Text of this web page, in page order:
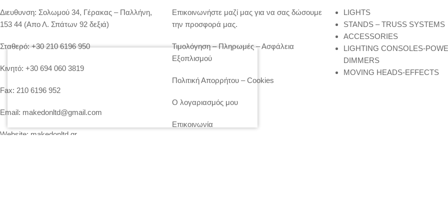
Διευθυνση: Σολωμού 34, Γέρακας – Παλλήνη,
153 44 (Απο Λ. Σπάτων 92 δεξιά)
Σταθερό: +30 210 6196 950
Κινητό: +30 694 060 3819
Fax: 210 6196 952
Email: makedonltd@gmail.com
Website: makedonltd.gr
Επικοινωνήστε μαζί μας για να σας δώσουμε
την προσφορά μας.
Τιμολόγηση – Πληρωμές – Ασφάλεια
Εξοπλισμού
Πολιτική Απορρήτου – Cookies
Ο λογαριασμός μου
Επικοινωνία
LIGHTS
STANDS – TRUSS SYSTEMS
ACCESSORIES
LIGHTING CONSOLES-
DIMMERS
MOVING HEADS-EFFECTS